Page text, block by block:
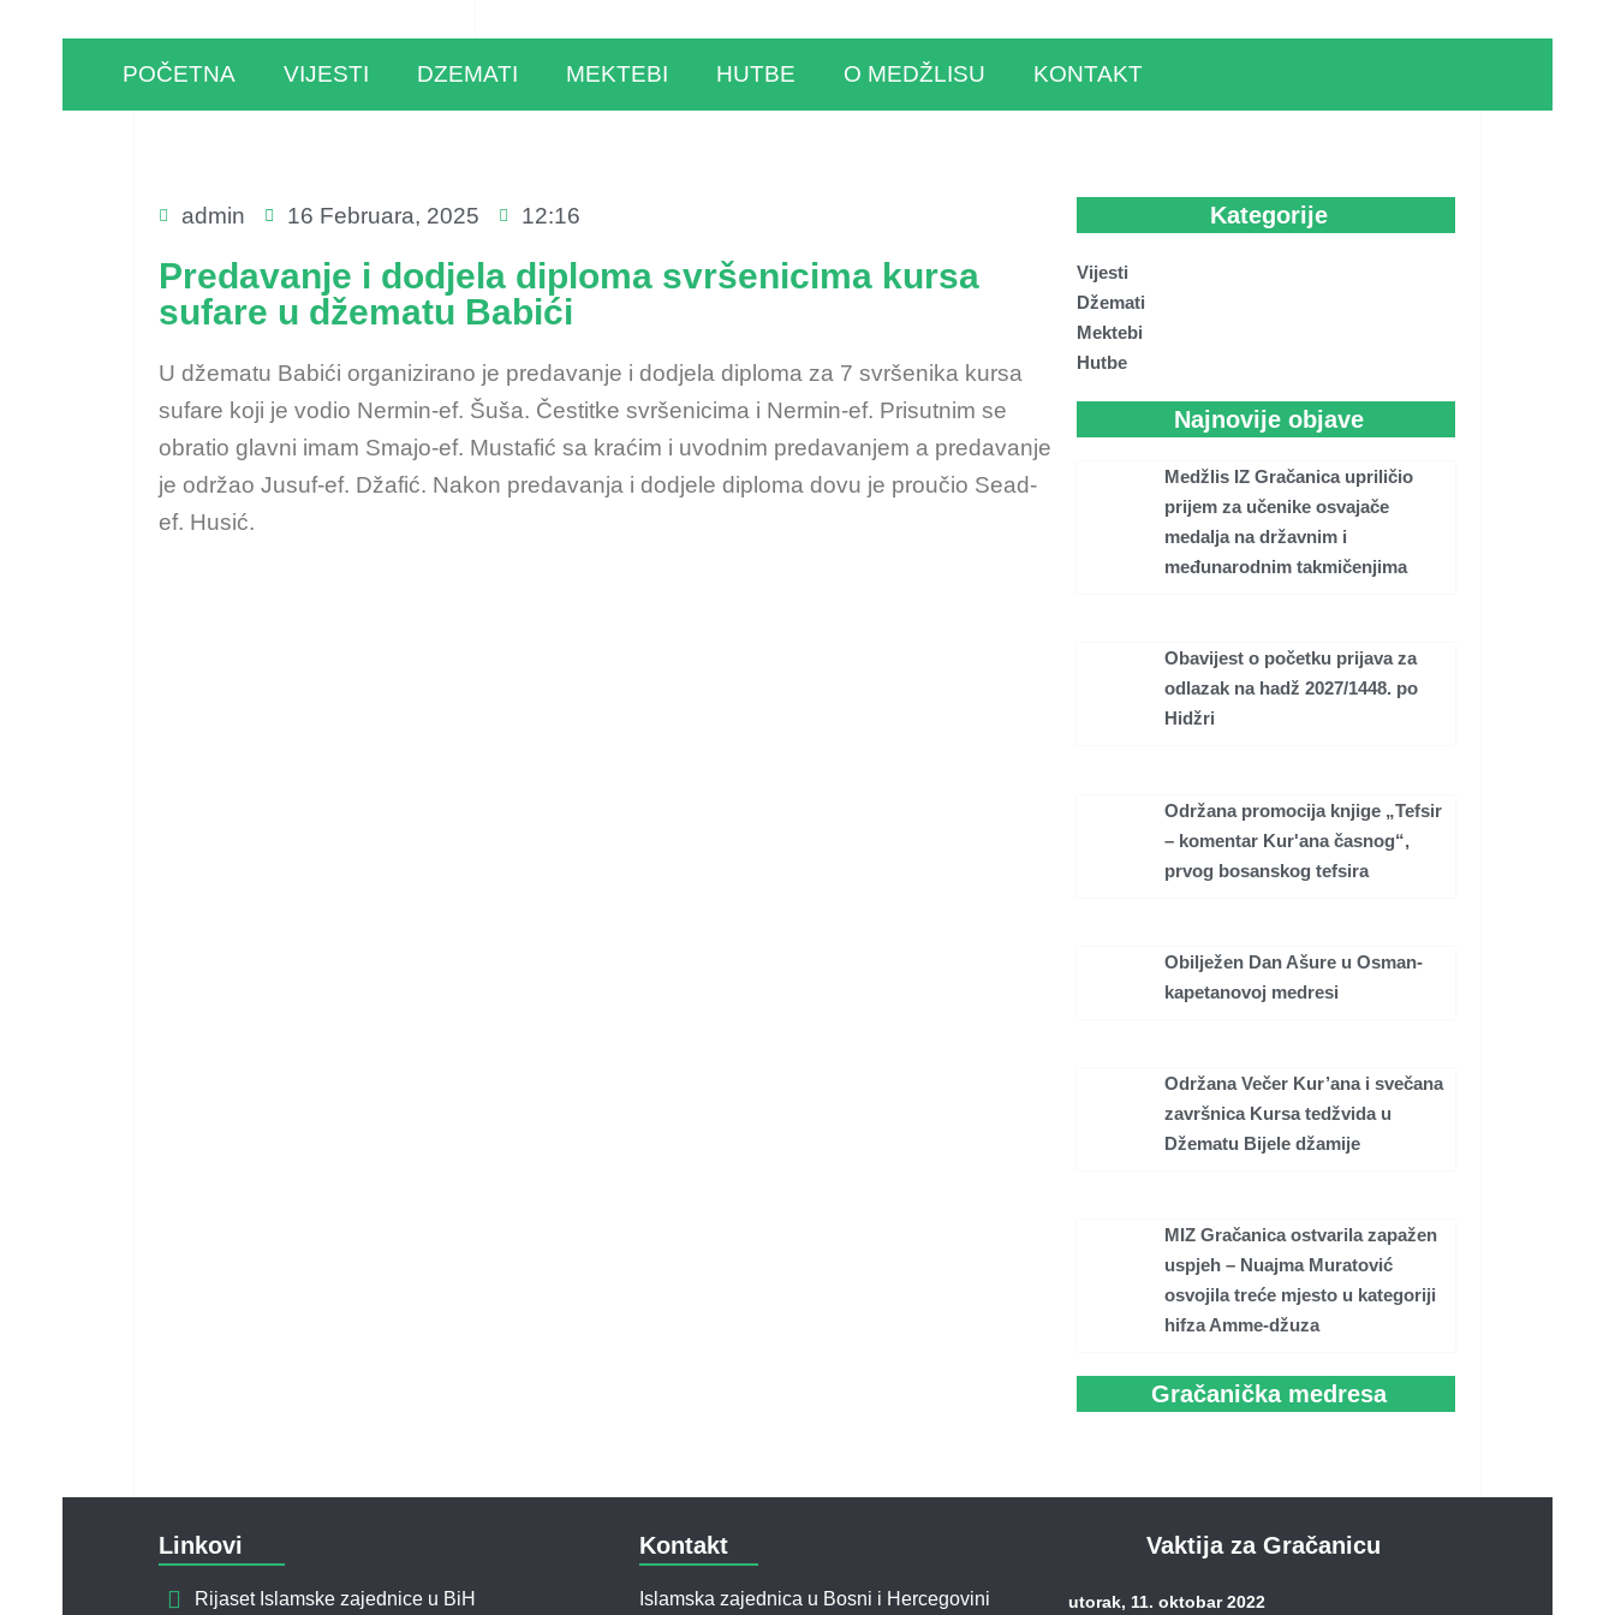
POČETNA VIJESTI DZEMATI MEKTEBI HUTBE O MEDŽLISU KONTAKT
admin 16 Februara, 2025 12:16
Predavanje i dodjela diploma svršenicima kursa
sufare u džematu Babići
U džematu Babići organizirano je predavanje i dodjela diploma za 7 svršenika kursa
sufare koji je vodio Nermin-ef. Šuša. Čestitke svršenicima i Nermin-ef. Prisutnim se
obratio glavni imam Smajo-ef. Mustafić sa kraćim i uvodnim predavanjem a predavanje
je održao Jusuf-ef. Džafić. Nakon predavanja i dodjele diploma dovu je proučio Sead-
ef. Husić.
Kategorije
Vijesti
Džemati
Mektebi
Hutbe
Najnovije objave
Medžlis IZ Gračanica upriličio
prijem za učenike osvajače
medalja na državnim i
međunarodnim takmičenjima
Obavijest o početku prijava za
odlazak na hadž 2027/1448. po
Hidžri
Održana promocija knjige „Tefsir
– komentar Kur'ana časnog“,
prvog bosanskog tefsira
Obilježen Dan Ašure u Osman-
kapetanovoj medresi
Održana Večer Kur’ana i svečana
završnica Kursa tedžvida u
Džematu Bijele džamije
MIZ Gračanica ostvarila zapažen
uspjeh – Nuajma Muratović
osvojila treće mjesto u kategoriji
hifza Amme-džuza
Gračanička medresa
Linkovi
Rijaset Islamske zajednice u BiH
Kontakt
Islamska zajednica u Bosni i Hercegovini
Vaktija za Gračanicu
utorak, 11. oktobar 2022